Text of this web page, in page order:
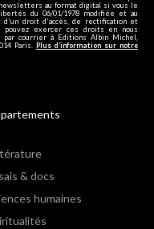
au format digital si vous le
du 06/01/1978 modifiée et au
d'un droit d'accès, de rectification et
pouvez exercer ces droits en nous
par courrier à Editions Albin Michel,
Paris. Plus d’information sur notre
& docs
humaines